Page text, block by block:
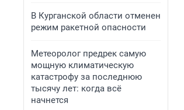
В Курганской области отменен
режим ракетной опасности
Метеоролог предрек самую
мощную климатическую
катастрофу за последнюю
тысячу лет: когда всё
начнется